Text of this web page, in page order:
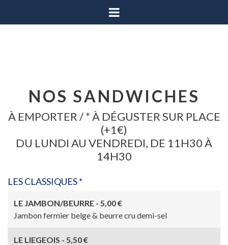
NOS SANDWICHES
À EMPORTER / * À DÉGUSTER SUR PLACE
(+1€)
DU LUNDI AU VENDREDI, DE 11H30 À
14H30
LES CLASSIQUES *
LE JAMBON/BEURRE - 5,00 €
Jambon fermier belge & beurre cru demi-sel
LE LIEGEOIS - 5,50 €